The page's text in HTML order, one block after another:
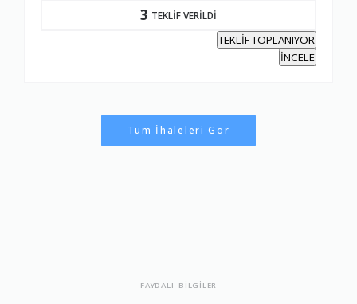
3 TEKLİF VERİLDİ
TEKLİF TOPLANIYOR
İNCELE
Tüm İhaleleri Gör
FAYDALI BİLGİLER